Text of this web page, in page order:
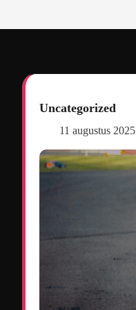
Uncategorized
11 augustus 2025